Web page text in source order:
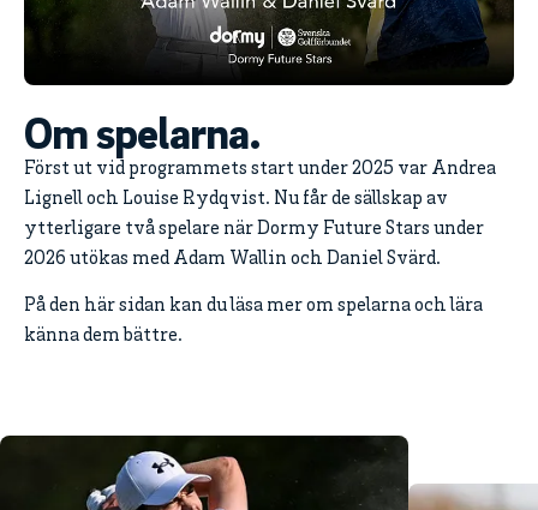
Om spelarna.
Först ut vid programmets start under 2025 var Andrea
Lignell och Louise Rydqvist. Nu får de sällskap av
ytterligare två spelare när Dormy Future Stars under
2026 utökas med Adam Wallin och Daniel Svärd.
På den här sidan kan du läsa mer om spelarna och lära
känna dem bättre.